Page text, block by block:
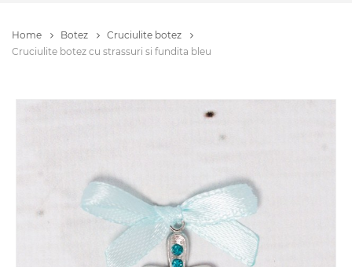
Home Botez
Cruciulite botez
Cruciulite botez cu strassuri si fundita bleu